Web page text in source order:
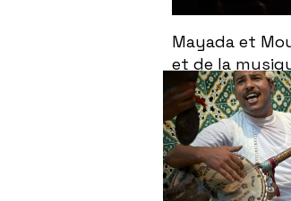
Mayada et
et de la